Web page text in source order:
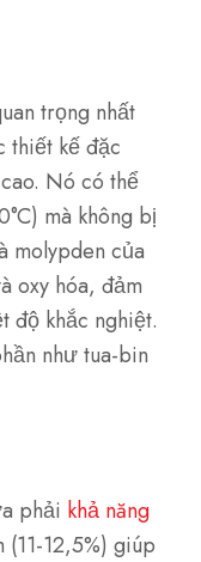
trọng nhất
thiết kế đặc
Nó có thể
mà không bị
molypden của
oxy hóa, đảm
độ khắc nghiệt.
như tua-bin
phải khả năng
12,5%) giúp